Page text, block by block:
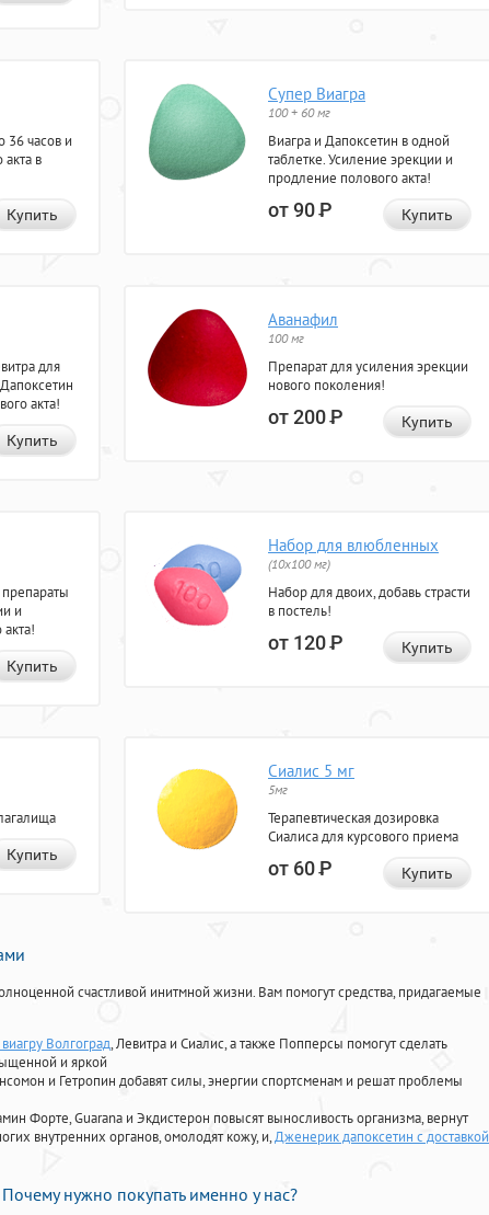
36 часов и
в
Купить
Супер Виагра
100 + 60 мг
Виагра и Дапоксетин в одной
таблетке. Усиление эрекции и
продление полового акта!
от 90Р Купить
для
акта!
Купить
Аванафил
100 мг
Препарат для усиления эрекции
нового поколения!
от 200Р Купить
и
Купить
Набор для влюбленных
(10х100 мг)
Набор для двоих, добавь страсти
в постель!
от 120Р Купить
Купить
Сиалис 5 мг
5мг
Терапевтическая дозировка
Сиалиса для курсового приема
от 60Р Купить
счастливой инитмной жизни. Вам помогут средства, придагаемые
Волгоград, Левитра и Сиалис, а также Попперсы помогут сделать
и яркой
и Гетропин добавят силы, энергии спортсменам и решат проблемы
Форте, Guarana и Экдистерон повысят выносливость организма, вернут
внутренних органов, омолодят кожу, и,Дженерик дапоксетин с доставкой
нужно покупать именно у нас?